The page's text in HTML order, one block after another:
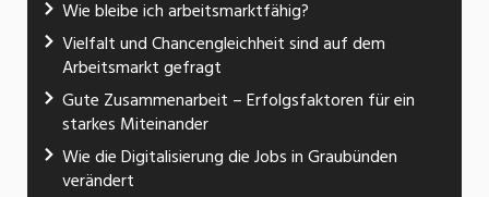
Wie bleibe ich arbeitsmarktfähig?
Vielfalt und Chancengleichheit sind auf dem
Arbeitsmarkt gefragt
Gute Zusammenarbeit – Erfolgsfaktoren für ein
starkes Miteinander
Wie die Digitalisierung die Jobs in Graubünden
verändert